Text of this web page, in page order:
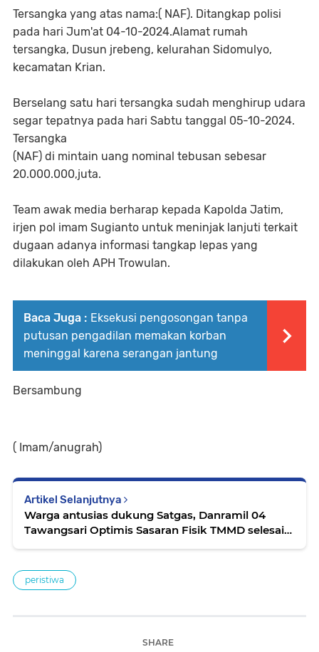
Tersangka yang atas nama:( NAF). Ditangkap polisi
pada hari Jum'at 04-10-2024.Alamat rumah
tersangka, Dusun jrebeng, kelurahan Sidomulyo,
kecamatan Krian.
Berselang satu hari tersangka sudah menghirup udara
segar tepatnya pada hari Sabtu tanggal 05-10-2024.
Tersangka
(NAF) di mintain uang nominal tebusan sebesar
20.000.000,juta.
Team awak media berharap kepada Kapolda Jatim,
irjen pol imam Sugianto untuk meninjak lanjuti terkait
dugaan adanya informasi tangkap lepas yang
dilakukan oleh APH Trowulan.
Baca Juga : Eksekusi pengosongan tanpa
putusan pengadilan memakan korban
meninggal karena serangan jantung
Bersambung
( Imam/anugrah)
Artikel Selanjutnya
Warga antusias dukung Satgas, Danramil 04
Tawangsari Optimis Sasaran Fisik TMMD selesai
peristiwa
SHARE